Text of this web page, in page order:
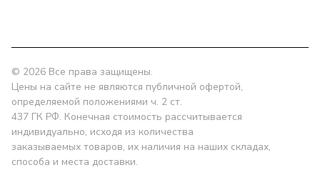
© 2026 Все права защищены.
Цены на сайте не являются публичной офертой,
определяемой положениями ч. 2 ст.
437 ГК РФ. Конечная стоимость рассчитывается
индивидуально, исходя из количества
заказываемых товаров, их наличия на наших складах,
способа и места доставки.